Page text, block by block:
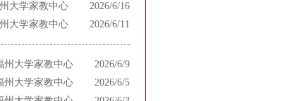
大学家教中心
2026/6/16
大学家教中心
2026/6/11
州大学家教中心 2026/6/9
州大学家教中心
2026/6/5